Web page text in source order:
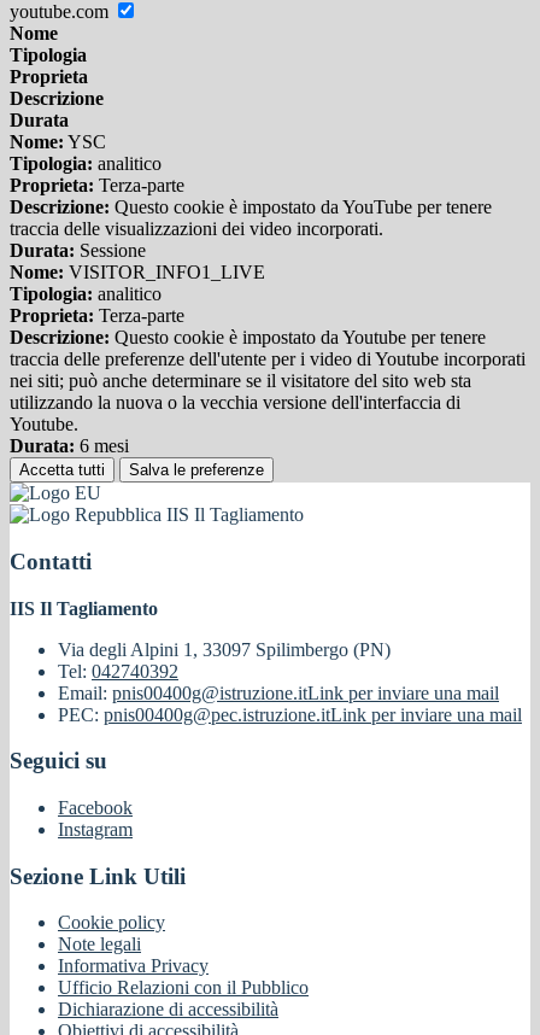
youtube.com
Nome
Tipologia
Proprieta
Descrizione
Durata
Nome: YSC
Tipologia: analitico
Proprieta: Terza-parte
Descrizione: Questo cookie è impostato da YouTube per tenere
traccia delle visualizzazioni dei video incorporati.
Durata: Sessione
Nome: VISITOR_INFO1_LIVE
Tipologia: analitico
Proprieta: Terza-parte
Descrizione: Questo cookie è impostato da Youtube per tenere
traccia delle preferenze dell'utente per i video di Youtube incorporati
nei siti; può anche determinare se il visitatore del sito web sta
utilizzando la nuova o la vecchia versione dell'interfaccia di
Youtube.
Durata: 6 mesi
Accetta tutti Salva le preferenze
IIS Il Tagliamento
Contatti
IIS Il Tagliamento
Via degli Alpini 1, 33097 Spilimbergo (PN)
Tel: 042740392
Email: pnis00400g@istruzione.itLink per inviare una mail
PEC: pnis00400g@pec.istruzione.itLink per inviare una mail
Seguici su
Facebook
Instagram
Sezione Link Utili
Cookie policy
Note legali
Informativa Privacy
Ufficio Relazioni con il Pubblico
Dichiarazione di accessibilità